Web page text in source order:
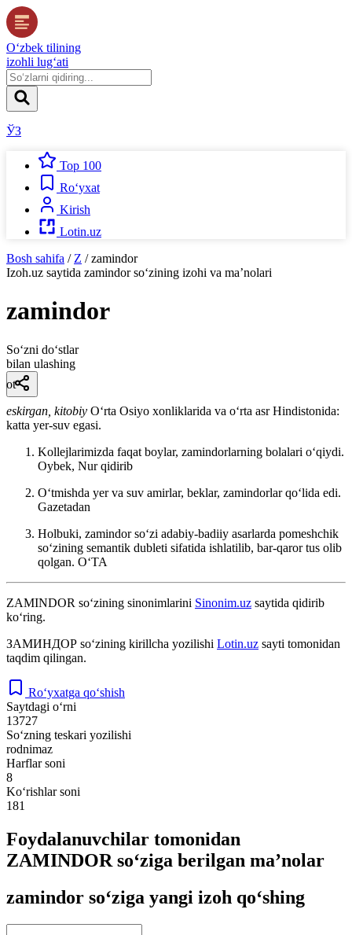
O‘zbek tilining
izohli lug‘ati
ЎЗ
Top 100
Ro‘yxat
Kirish
Lotin.uz
Bosh sahifa / Z / zamindor
Izoh.uz saytida zamindorso‘zining izohi va ma’nolari
zamindor
So‘zni do‘stlar
bilan ulashing
ot
eskirgan, kitobiy Oʻrta Osiyo xonliklarida va oʻrta asr Hindistonida:
katta yer-suv egasi.
Kollejlarimizda faqat boylar, zamindorlarning bolalari oʻqiydi.
Oybek, Nur qidirib
Oʻtmishda yer va suv amirlar, beklar, zamindorlar qoʻlida edi.
Gazetadan
Holbuki, zamindor soʻzi adabiy-badiiy asarlarda pomeshchik
soʻzining semantik dubleti sifatida ishlatilib, bar-qaror tus olib
qolgan. OʻTA
ZAMINDOR so‘zining sinonimlarini Sinonim.uz saytida qidirib
ko‘ring.
ЗАМИНДОР so‘zining kirillcha yozilishi Lotin.uz sayti tomonidan
taqdim qilingan.
Ro‘yxatga qo‘shish
Saytdagi o‘rni
13727
So‘zning teskari yozilishi
rodnimaz
Harflar soni
8
Ko‘rishlar soni
181
Foydalanuvchilar tomonidan
ZAMINDOR so‘ziga berilgan ma’nolar
zamindor so‘ziga yangi izoh qo‘shing